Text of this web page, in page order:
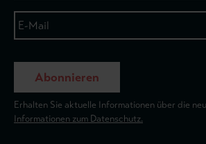
Abonnieren
Erhalten Sie aktuelle Informationen über die
Informationen zum Datenschutz.